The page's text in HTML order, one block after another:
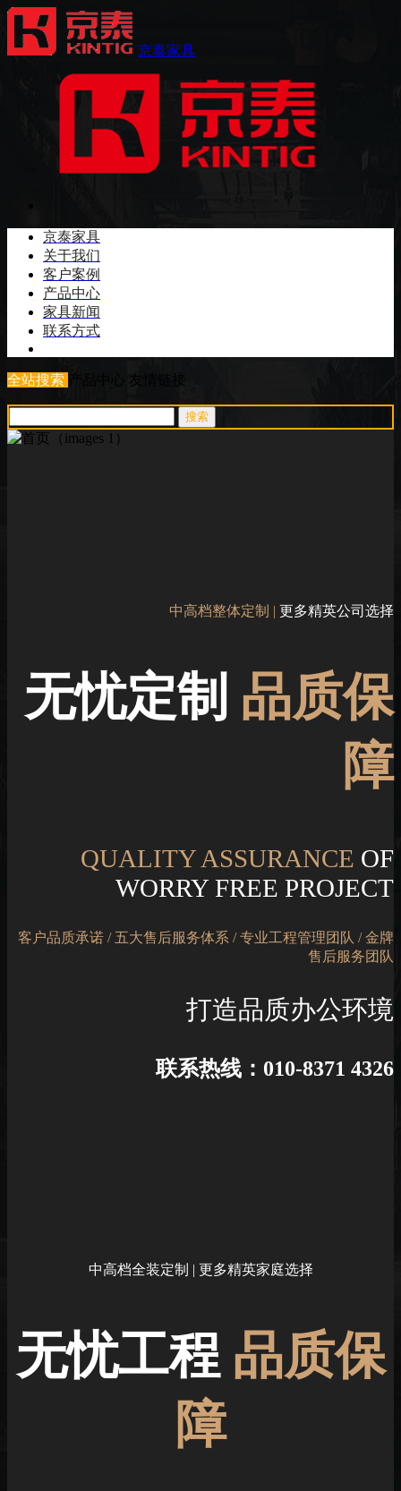
京泰家具
京泰家具
关于我们
客户案例
产品中心
家具新闻
联系方式
全站搜索 友情链接
中高档整体定制 | 更多精英公司选择
无忧定制 品质保
障
QUALITY ASSURANCE OF
WORRY FREE PROJECT
客户品质承诺 / 五大售后服务体系 / 专业工程管理团队 / 金牌
售后服务团队
打造品质办公环境
联系热线：010-8371 4326
中高档全装定制 | 更多精英家庭选择
无忧工程 品质保
障